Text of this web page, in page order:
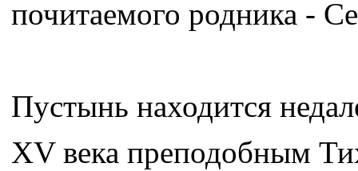
почитаемого родника -
Пустынь находится
XV века преподобным